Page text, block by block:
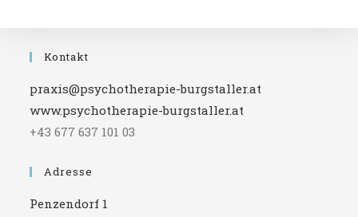
Kontakt
praxis@psychotherapie-burgstaller.at
www.psychotherapie-burgstaller.at
+43 677 637 101 03
Adresse
Penzendorf 1